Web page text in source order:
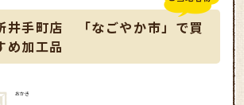
井手町店 「なごやか市」で買
め加工品
おかき